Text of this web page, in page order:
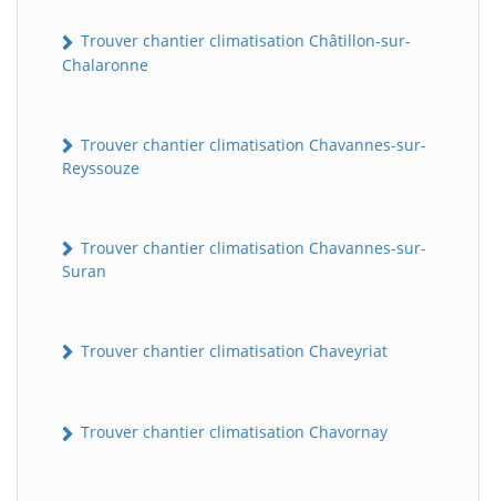
Trouver chantier climatisation Châtillon-sur-
Chalaronne
Trouver chantier climatisation Chavannes-sur-
Reyssouze
Trouver chantier climatisation Chavannes-sur-
Suran
Trouver chantier climatisation Chaveyriat
Trouver chantier climatisation Chavornay